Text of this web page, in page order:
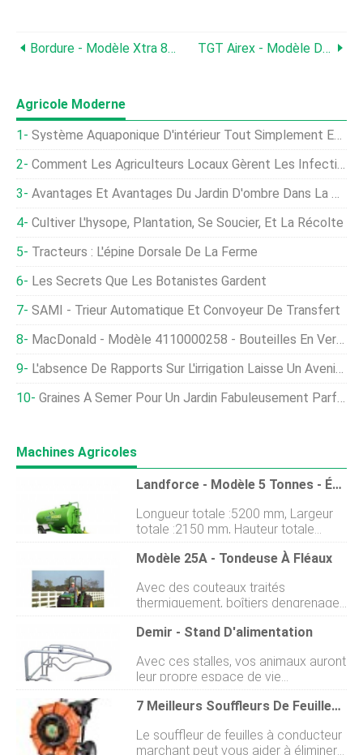
Bordure - Modèle Xtra 8L - Activateur Et Retardateur De Dérive TGT Airex - Modèle DC - Contrôle De Dérive De Pulvérisation Aérienne Et Au Sol
Agricole Moderne
Système Aquaponique D'intérieur Tout Simplement Éblouissant
Comment Les Agriculteurs Locaux Gèrent Les Infections De La Volaille En Afrique Australe
Avantages Et Avantages Du Jardin D'ombre Dans La Cour
Cultiver L'hysope, Plantation, Se Soucier, Et La Récolte
Tracteurs : L'épine Dorsale De La Ferme
Les Secrets Que Les Botanistes Gardent
SAMI - Trieur Automatique Et Convoyeur De Transfert
MacDonald - Modèle 4110000258 - Bouteilles En Verre Brut
L'absence De Rapports Sur L'irrigation Laisse Un Avenir Incertain Pour Les Eaux Souterraines De L'Illinois
Graines À Semer Pour Un Jardin Fabuleusement Parfumé
Machines Agricoles
Landforce - Modèle 5 Tonnes - Épandeurs D'engrais Liquides
Longueur totale :5200 mm, Largeur
totale :2150 mm, Hauteur totale
:2750 mm, Gamme de sol:360 mm,
Hauteur de la base du réservoir
voie :1480 mm, Dimensions du
réservoir (Diamètre du réservoir x
longueur):1340x3550 mm, Distance
du centre de lanneau de remorquage
au centre de lessieu :3 500 mm,
Poids :2600Kg.
Modèle 25A - Tondeuse À Fléaux
Avec des couteaux traités
thermiquement, boîtiers dengrenages
robustes, et construction durable,
Les faucheuses à fléaux John Deere
vous offre une largeur de coupe de 6
pi 6 po (1,98 m), 1, Rotor 850 tr/min,
et 36 kives. Principales
caractéristiques et spécifications
Principales caractéristiques et
spécifications Hauteur de coupe
Demir - Stand D'alimentation
Avec ces stalles, vos animaux auront
leur propre espace de vie
confortablement. Ils auront
également une indépendance de
avantages de ces stands ci-
7 Meilleurs Souffleurs De Feuilles À Conducteur Marchant Que Vous Pouvez Acheter En 2021
Le souffleur de feuilles à conducteur
marchant peut vous aider à éliminer